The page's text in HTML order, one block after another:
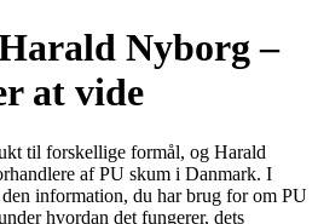
Nyborg –
at vide
til forskellige formål, og Harald
af PU skum i Danmark. I
information, du har brug for om PU
hvordan det fungerer, dets